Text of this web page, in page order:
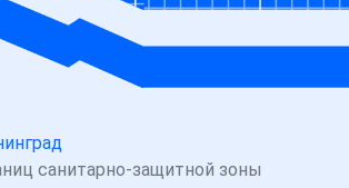
санитарно-защитной зоны